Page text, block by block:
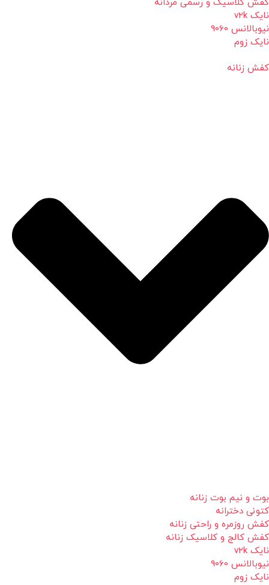
کفش کلاسیک و رسمی مردانه
نایک v2k
نیوبالانس 9060
نایک زوم
کفش زنانه
بوت و نیم بوت زنانه
کتونی دخترانه
کفش روزمره و راحتی زنانه
کفش کالج و کلاسیک زنانه
نایک v2k
نیوبالانس 9060
نایک زوم